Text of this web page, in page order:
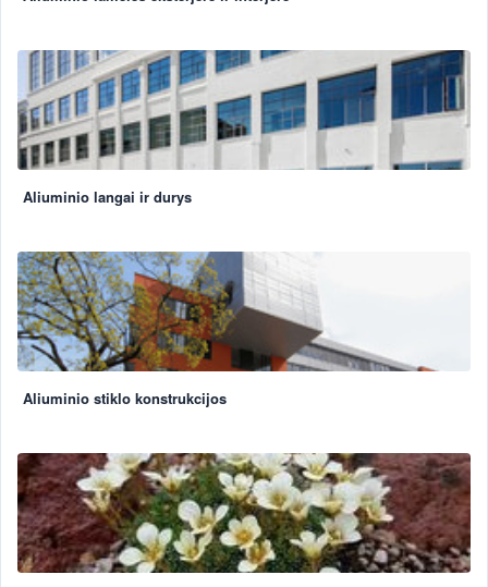
Aliuminio langai ir durys
Aliuminio stiklo konstrukcijos